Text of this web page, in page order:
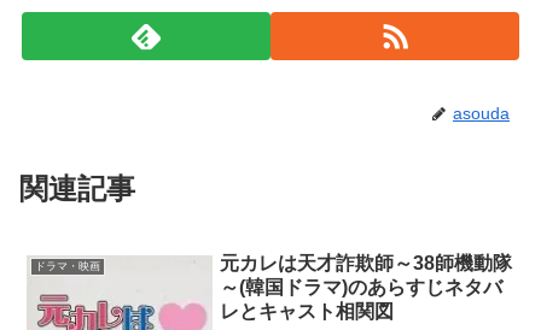
asouda
関連記事
ドラマ・映画
元カレは天才詐欺師～38師機動隊
～(韓国ドラマ)のあらすじネタバ
レとキャスト相関図